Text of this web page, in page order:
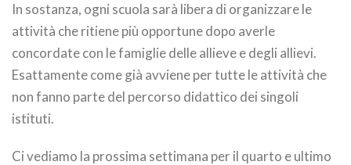
In sostanza, ogni scuola sarà libera di organizzare le
attività che ritiene più opportune dopo averle
concordate con le famiglie delle allieve e degli allievi.
Esattamente come già avviene per tutte le attività che
non fanno parte del percorso didattico dei singoli
istituti.
Ci vediamo la prossima settimana per il quarto e ultimo